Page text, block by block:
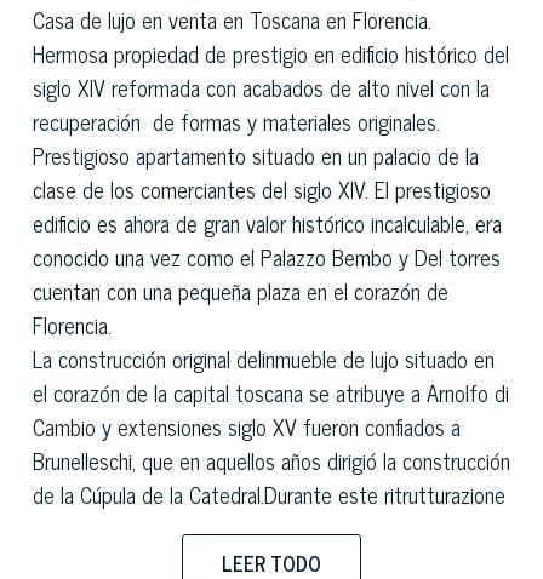
Casa de lujo en venta en Toscana en Florencia.
Hermosa propiedad de prestigio en edificio histórico del
siglo XIV reformada con acabados de alto nivel con la
recuperación de formas y materiales originales.
Prestigioso apartamento situado en un palacio de la
clase de los comerciantes del siglo XIV. El prestigioso
edificio es ahora de gran valor histórico incalculable, era
conocido una vez como el Palazzo Bembo y Del torres
cuentan con una pequeña plaza en el corazón de
Florencia.
La construcción original delinmueble de lujo situado en
el corazón de la capital toscana se atribuye a Arnolfo di
Cambio y extensiones siglo XV fueron confiados a
Brunelleschi, que en aquellos años dirigió la construcción
de la Cúpula de la Catedral.Durante este ritrutturazione
la hermosa casa de lujo ahora en venta en Florencia
fecha de las muchas áreas cubiertas con bóvedas de
LEER TODO